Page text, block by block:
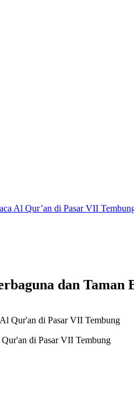
Al Qur’an di Pasar VII
dan
di Pasar VII Tembung